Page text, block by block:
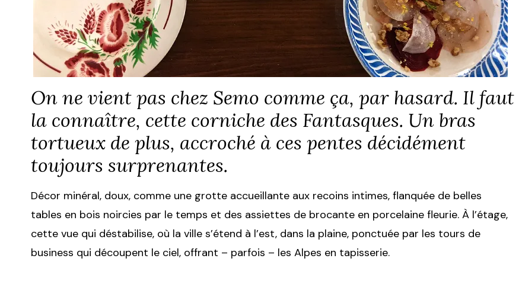
On ne vient pas chez Semo comme ça, par hasard. Il faut
la connaître, cette corniche des Fantasques. Un bras
tortueux de plus, accroché à ces pentes décidément
toujours surprenantes.
Décor minéral, doux, comme une grotte accueillante aux recoins intimes, flanquée de belles
tables en bois noircies par le temps et des assiettes de brocante en porcelaine fleurie. À l’étage,
cette vue qui déstabilise, où la ville s’étend à l’est, dans la plaine, ponctuée par les tours de
business qui découpent le ciel, offrant – parfois – les Alpes en tapisserie.